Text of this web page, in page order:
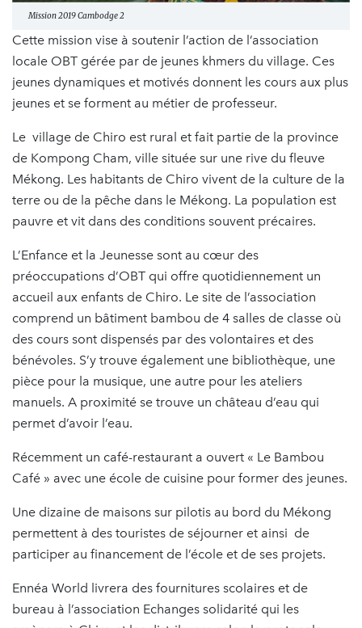
Mission 2019 Cambodge 2
Cette mission vise à soutenir l’action de l’association
locale OBT gérée par de jeunes khmers du village. Ces
jeunes dynamiques et motivés donnent les cours aux plus
jeunes et se forment au métier de professeur.
Le village de Chiro est rural et fait partie de la province
de Kompong Cham, ville située sur une rive du fleuve
Mékong. Les habitants de Chiro vivent de la culture de la
terre ou de la pêche dans le Mékong. La population est
pauvre et vit dans des conditions souvent précaires.
L’Enfance et la Jeunesse sont au cœur des
préoccupations d’OBT qui offre quotidiennement un
accueil aux enfants de Chiro. Le site de l’association
comprend un bâtiment bambou de 4 salles de classe où
des cours sont dispensés par des volontaires et des
bénévoles. S’y trouve également une bibliothèque, une
pièce pour la musique, une autre pour les ateliers
manuels. A proximité se trouve un château d’eau qui
permet d’avoir l’eau.
Récemment un café-restaurant a ouvert « Le Bambou
Café » avec une école de cuisine pour former des jeunes.
Une dizaine de maisons sur pilotis au bord du Mékong
permettent à des touristes de séjourner et ainsi de
participer au financement de l’école et de ses projets.
Ennéa World livrera des fournitures scolaires et de
bureau à l’association Echanges solidarité qui les